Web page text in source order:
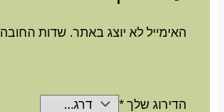
האימייל לא יוצג באתר. שדות החובה
הדירוג שלך*